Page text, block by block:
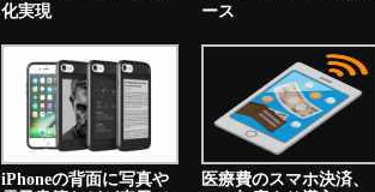
化実現
ース
iPhoneの背面に写真や
医療費のスマホ決済、